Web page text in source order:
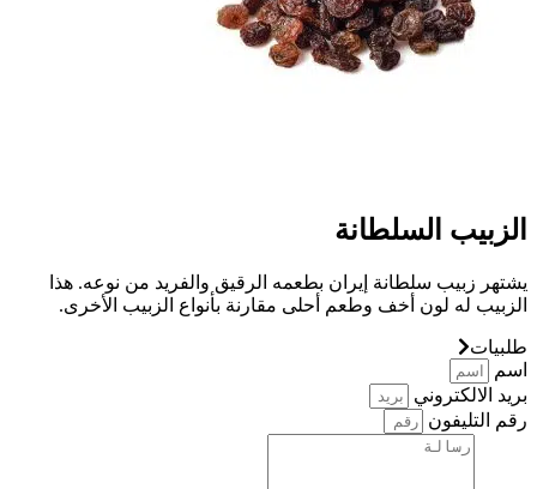
الزبيب السلطانة
يشتهر زبيب سلطانة إيران بطعمه الرقيق والفريد من نوعه. هذا
الزبيب له لون أخف وطعم أحلى مقارنة بأنواع الزبيب الأخرى.
طلبیات
اسم
بريد الالكتروني
رقم التليفون